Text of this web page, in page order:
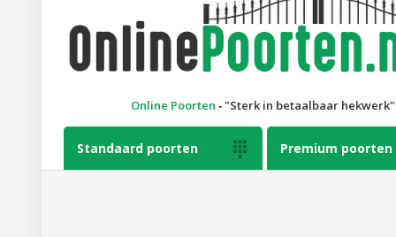
Online Poorten ‐ Sterk in betaalbaar hekwerk
Standaard poorten  Premium poorten